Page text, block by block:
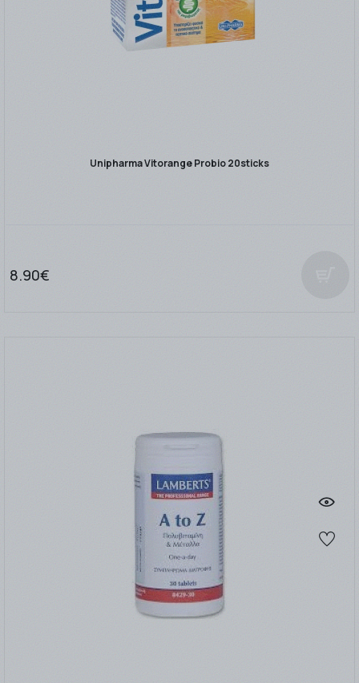
Unipharma Vitorange Probio 20sticks
8.90€